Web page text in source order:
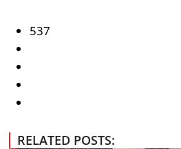
537
RELATED POSTS: